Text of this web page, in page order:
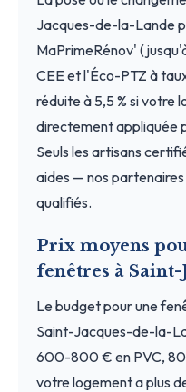
Jacques-de-la-Lande
MaPrimeRénov'
CEE et l'Éco-PTZ à
réduite à 5,5 % si votre
directement appliquée
Seuls les artisans
aides — nos
qualifiés.
Prix moyens
fenêtres à
Le budget pour une
Saint-Jacques-de-la-
600-800 € en PVC,
votre logement a plus